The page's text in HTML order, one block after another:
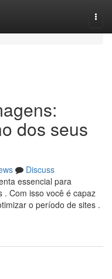
dos seus
Discuss
essencial para
. Com isso você é capaz
o período de sites .